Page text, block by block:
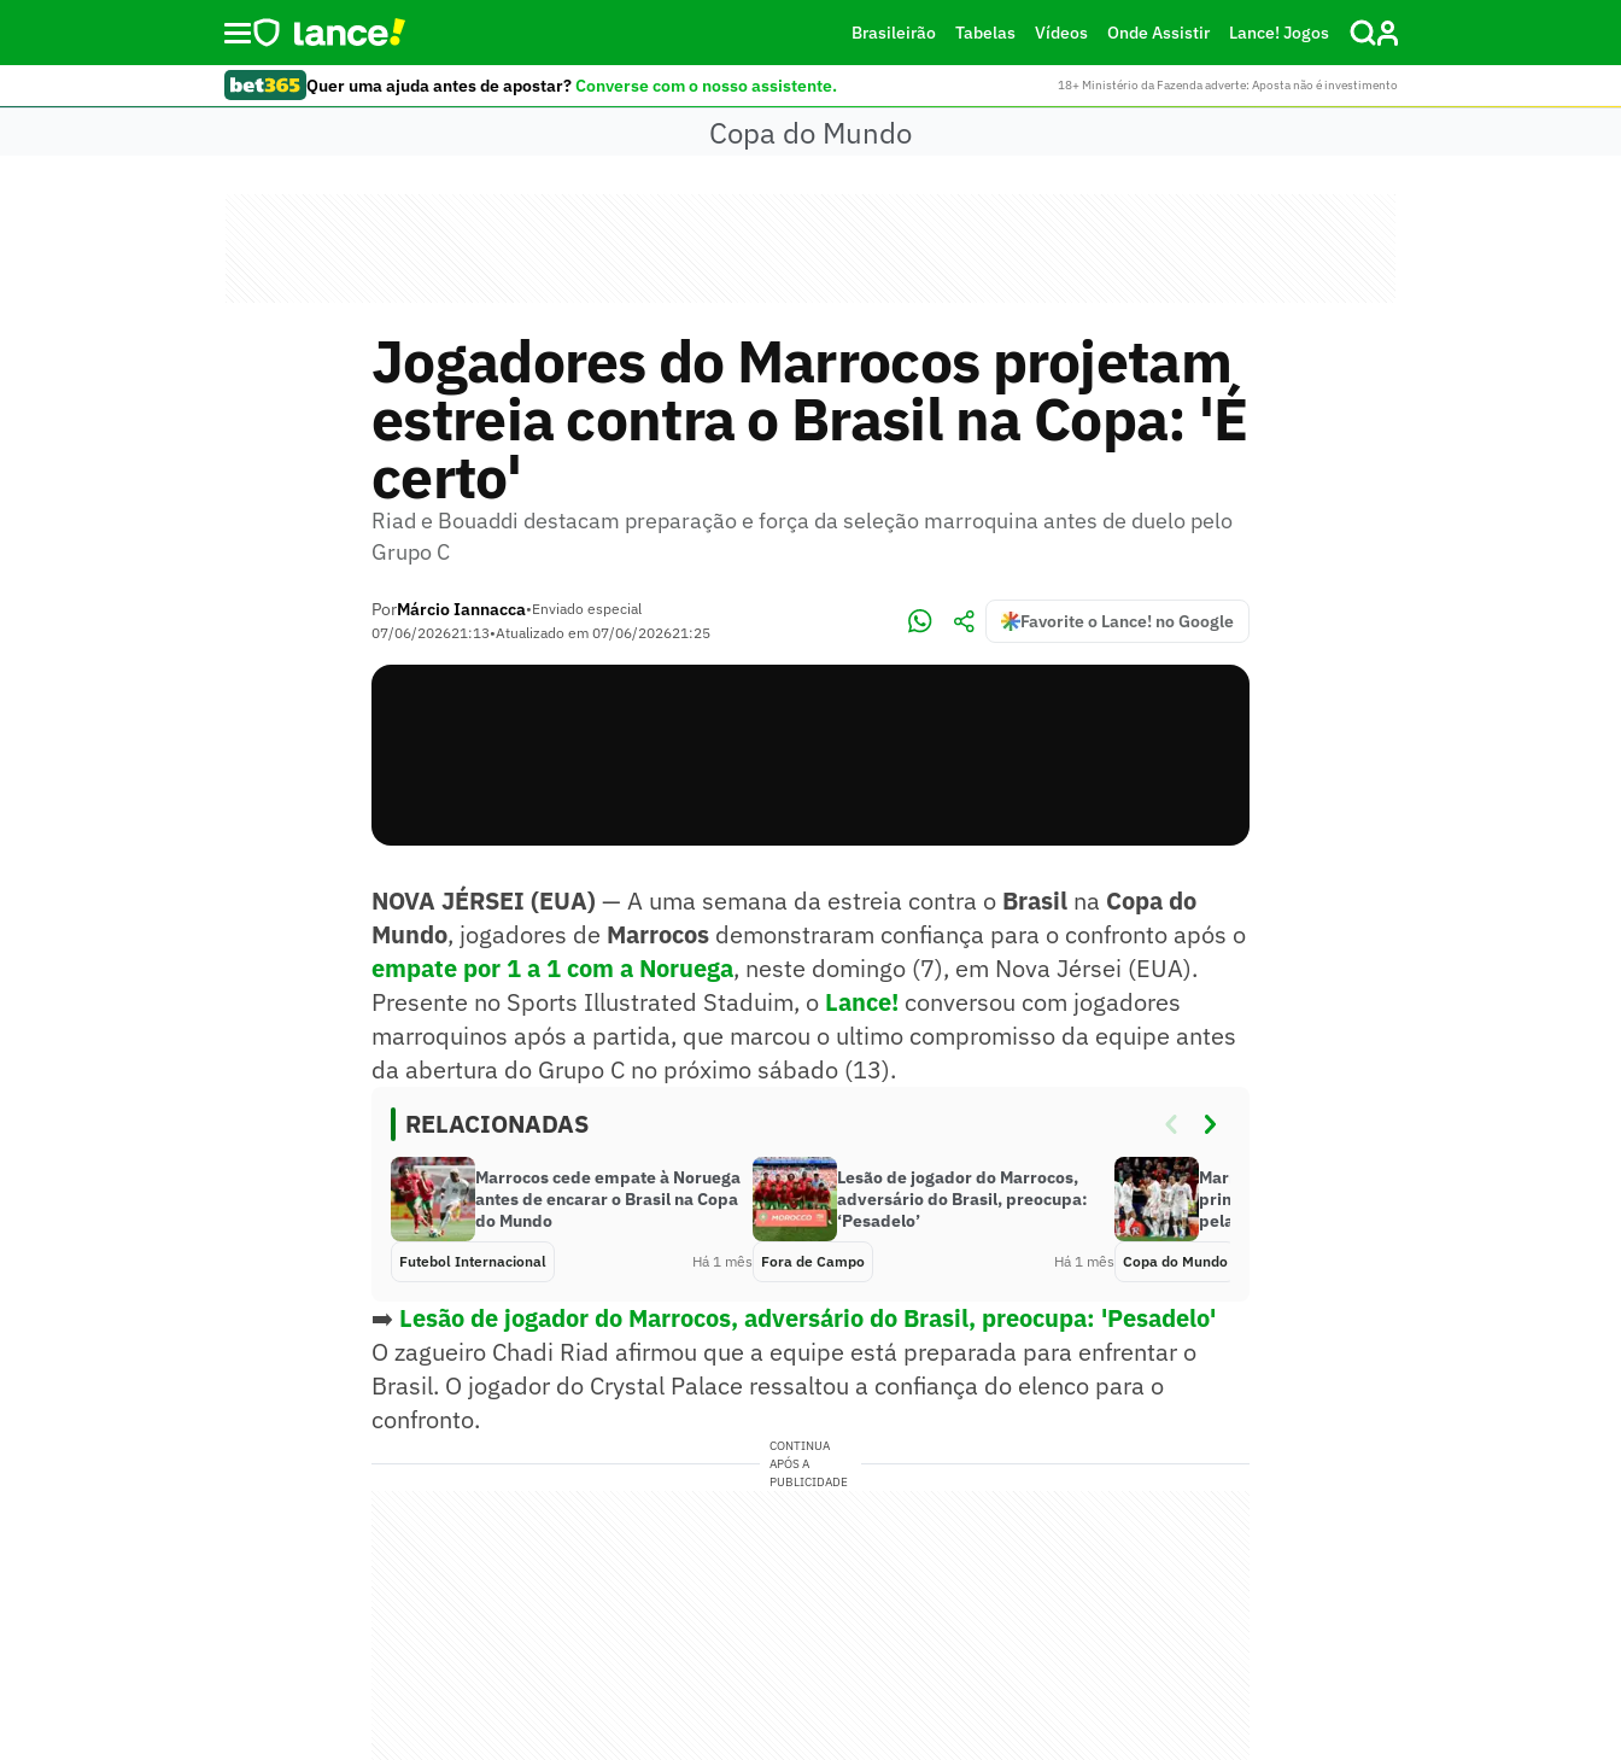
Brasileirão Tabelas Vídeos Onde Assistir Lance! Jogos
Quer uma ajuda antes de apostar?Converse com o nosso assistente. 18+ Ministério da Fazenda adverte: Aposta não é investimento
Copa do Mundo
Jogadores do Marrocos projetam
estreia contra o Brasil na Copa: 'É
certo'
Riad e Bouaddi destacam preparação e força da seleção marroquina antes de duelo pelo
Grupo C
PorMárcio Iannacca•Enviado especial
07/06/202621:13•Atualizado em 07/06/202621:25
Favorite o Lance! no Google
NOVA JÉRSEI (EUA) — A uma semana da estreia contra o Brasil na Copa do
Mundo, jogadores de Marrocos demonstraram confiança para o confronto após o
empate por 1 a 1 com a Noruega, neste domingo (7), em Nova Jérsei (EUA).
Presente no Sports Illustrated Staduim, o Lance! conversou com jogadores
marroquinos após a partida, que marcou o ultimo compromisso da equipe antes
da abertura do Grupo C no próximo sábado (13).
RELACIONADAS
Marrocos cede empate à Noruega
antes de encarar o Brasil na Copa
do Mundo
Futebol Internacional Há 1 mês
Lesão de jogador do Marrocos,
adversário do Brasil, preocupa:
‘Pesadelo’
Fora de Campo Há 1 mês
Marrocos chega à Copa como
principal rival do Brasil na briga
pela liderança do grupo
Copa do Mundo
➡️ Lesão de jogador do Marrocos, adversário do Brasil, preocupa: 'Pesadelo'
O zagueiro Chadi Riad afirmou que a equipe está preparada para enfrentar o
Brasil. O jogador do Crystal Palace ressaltou a confiança do elenco para o
confronto.
CONTINUA
APÓS A
PUBLICIDADE